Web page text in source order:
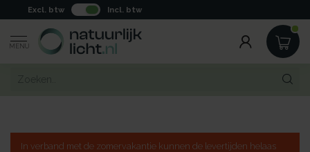
Excl. btw Incl. btw
MENU
In verband met de zomervakantie kunnen de levertijden helaas